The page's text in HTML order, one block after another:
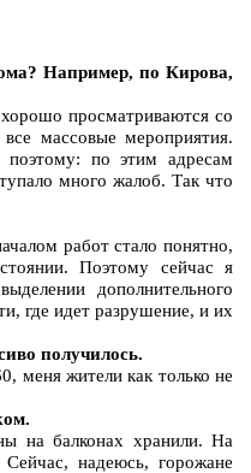
Например, по Кирова,
просматриваются со
массовые мероприятия.
по этим адресам
много жалоб. Так что
работ стало понятно,
Поэтому сейчас я
дополнительного
где идет разрушение, и их
получилось.
меня жители как только не
на балконах хранили. На
надеюсь, горожане